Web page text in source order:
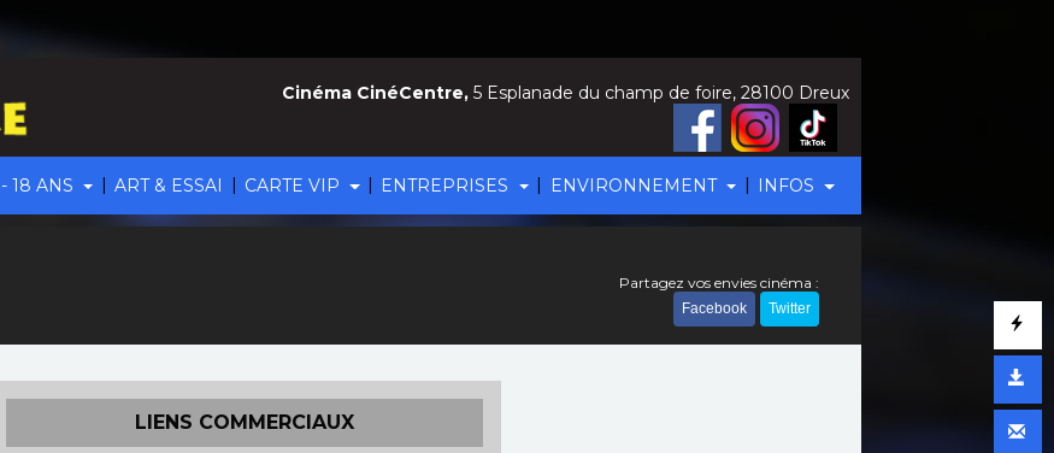
- 18 ANS | ART & ESSAI | CARTE VIP | ENTREPRISES | ENVIRONNEMENT | INFOS
Cinéma CinéCentre, 5 Esplanade du champ de foire, 28100 Dreux
Partagez vos envies cinéma :
Facebook Twitter
LIENS COMMERCIAUX